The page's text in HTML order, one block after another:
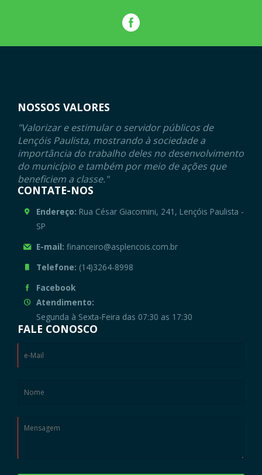
NOSSOS VALORES
"Valorizar e estimular o servidor públicos de
Lençóis Paulista, mostrando à sociedade a
importância do trabalho deles no desenvolvimento
do município e também por meio de ações que
beneficiem a classe."
CONTATE-NOS
Endereço: Rua César Giacomini, 241, Lençóis Paulista -
SP
E-mail: financeiro@asplencois.com.br
Telefone: (14)3264-8998
Facebook
Atendimento:
Segunda à Sexta-Feira das 07:30 as 17:30
FALE CONOSCO